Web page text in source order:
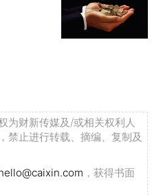
为财新传媒及/或相关权利人
禁止进行转载、摘编、复制及
，获得书面